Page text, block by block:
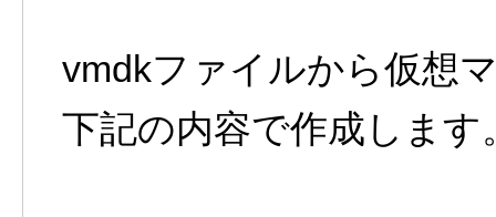
vmdkファイルから仮想
下記の内容で作成します